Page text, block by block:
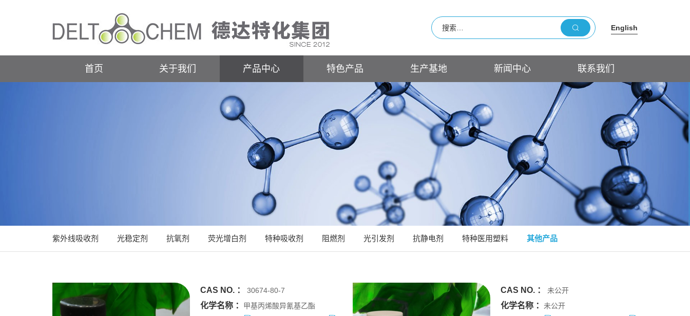
English
首页 关于我们 产品中心 特色产品 生产基地 新闻中心 联系我们
紫外线吸收剂 光稳定剂 抗氧剂 荧光增白剂 特种吸收剂 阻燃剂 光引发剂 抗静电剂 特种医用塑料 其他产品
CAS NO. ： 30674-80-7
化学名称 ：
甲基丙烯酸异氰基乙酯
CAS NO. ： 未公开
化学名称 ：
未公开